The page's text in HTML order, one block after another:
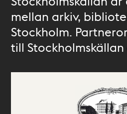
mellan arkiv,
Stockholm.
till Stockholmskällan